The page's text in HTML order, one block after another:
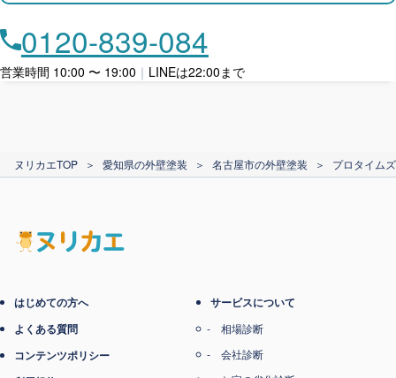
ローン利用
カード支払い
0120-839-084
営業時間 10:00 〜 19:00 ｜ LINEは22:00まで
ヌリカエTOP ＞ 愛知県の外壁塗装 ＞ 名古屋市の外壁塗装 ＞ プロタイム
はじめての方へ
よくある質問
コンテンツポリシー
サービスについて
相場診断
会社診断